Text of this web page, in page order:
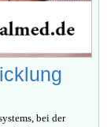
bei der